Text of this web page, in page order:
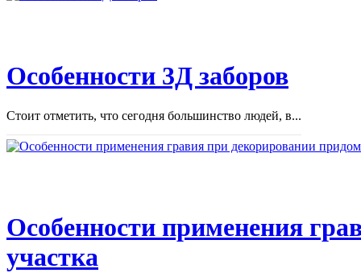
Особенности 3Д заборов
Стоит отметить, что сегодня большинство людей, в...
Особенности применения
участка